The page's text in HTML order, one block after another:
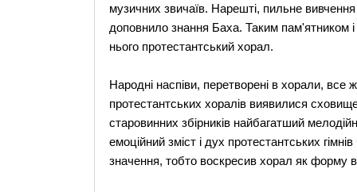
музичних звичаїв. Нарешті, пильне
доповнило знання Баха. Таким
нього протестантський хорал.
Народні наспіви, перетворені в хорали,
протестантських хоралів виявилися
старовинних збірників найбагатший
емоційний зміст і дух протестантських
значення, тобто воскресив хорал як форму